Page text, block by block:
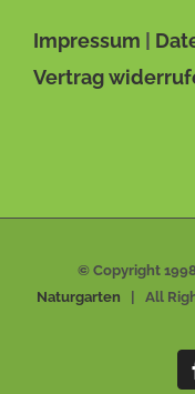
Impressum |
Vertrag
© Copyright
Naturgarten | All